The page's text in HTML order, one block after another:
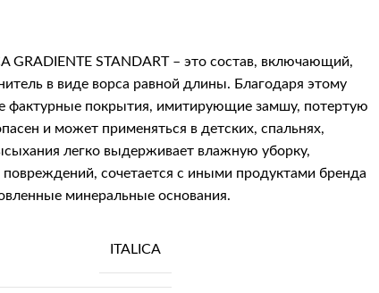
GRADIENTE STANDART– это состав, включающий,
в виде ворса равной длины. Благодаря этому
фактурные покрытия, имитирующие замшу, потертую
и может применяться в детских, спальнях,
легко выдерживает влажную уборку,
сочетается с иными продуктами бренда
минеральные основания.
ITALICA